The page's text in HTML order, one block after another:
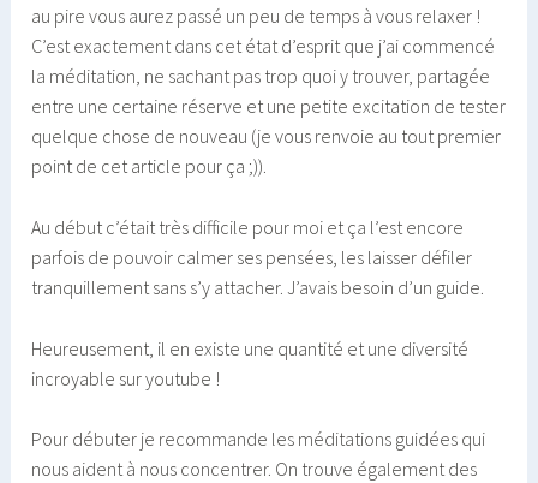
au pire vous aurez passé un peu de temps à vous relaxer !
C’est exactement dans cet état d’esprit que j’ai commencé
la méditation, ne sachant pas trop quoi y trouver, partagée
entre une certaine réserve et une petite excitation de tester
quelque chose de nouveau (je vous renvoie au tout premier
point de cet article pour ça ;)).
Au début c’était très difficile pour moi et ça l’est encore
parfois de pouvoir calmer ses pensées, les laisser défiler
tranquillement sans s’y attacher. J’avais besoin d’un guide.
Heureusement, il en existe une quantité et une diversité
incroyable sur youtube !
Pour débuter je recommande les méditations guidées qui
nous aident à nous concentrer. On trouve également des